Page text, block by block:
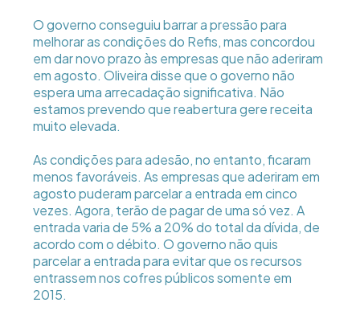
O governo conseguiu barrar a pressão para
melhorar as condições do Refis, mas concordou
em dar novo prazo às empresas que não aderiram
em agosto. Oliveira disse que o governo não
espera uma arrecadação significativa. Não
estamos prevendo que reabertura gere receita
muito elevada.
As condições para adesão, no entanto, ficaram
menos favoráveis. As empresas que aderiram em
agosto puderam parcelar a entrada em cinco
vezes. Agora, terão de pagar de uma só vez. A
entrada varia de 5% a 20% do total da dívida, de
acordo com o débito. O governo não quis
parcelar a entrada para evitar que os recursos
entrassem nos cofres públicos somente em
2015.